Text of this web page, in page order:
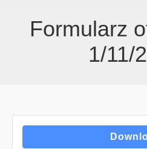
Formularz
1/11/